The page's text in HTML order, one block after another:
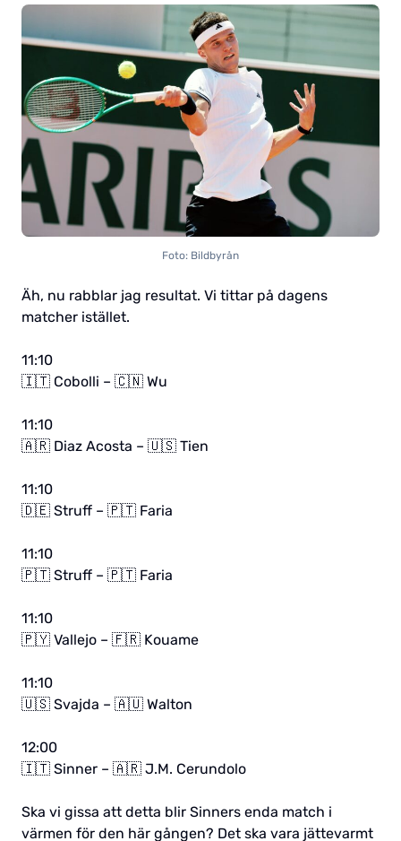
Foto: Bildbyrån
Äh, nu rabblar jag resultat. Vi tittar på dagens
matcher istället.
11:10
🇮🇹 Cobolli – 🇨🇳 Wu
11:10
🇦🇷 Diaz Acosta – 🇺🇸 Tien
11:10
🇩🇪 Struff – 🇵🇹 Faria
11:10
🇵🇹 Struff – 🇵🇹 Faria
11:10
🇵🇾 Vallejo – 🇫🇷 Kouame
11:10
🇺🇸 Svajda – 🇦🇺 Walton
12:00
🇮🇹 Sinner – 🇦🇷 J.M. Cerundolo
Ska vi gissa att detta blir Sinners enda match i
värmen för den här gången? Det ska vara jättevarmt